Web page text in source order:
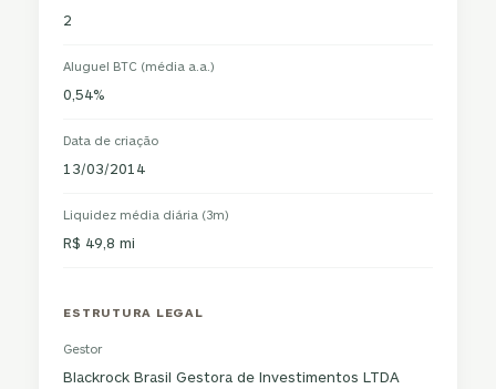
2
Aluguel BTC (média a.a.)
0,54%
Data de criação
13/03/2014
Liquidez média diária (3m)
R$ 49,8 mi
ESTRUTURA LEGAL
Gestor
Blackrock Brasil Gestora de Investimentos LTDA